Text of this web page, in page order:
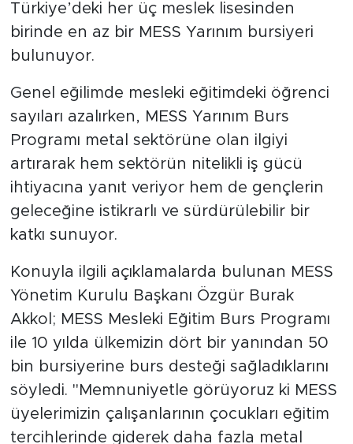
Türkiye’deki her üç meslek lisesinden
birinde en az bir MESS Yarınım bursiyeri
bulunuyor.
Genel eğilimde mesleki eğitimdeki öğrenci
sayıları azalırken, MESS Yarınım Burs
Programı metal sektörüne olan ilgiyi
artırarak hem sektörün nitelikli iş gücü
ihtiyacına yanıt veriyor hem de gençlerin
geleceğine istikrarlı ve sürdürülebilir bir
katkı sunuyor.
Konuyla ilgili açıklamalarda bulunan MESS
Yönetim Kurulu Başkanı Özgür Burak
Akkol; MESS Mesleki Eğitim Burs Programı
ile 10 yılda ülkemizin dört bir yanından 50
bin bursiyerine burs desteği sağladıklarını
söyledi. "Memnuniyetle görüyoruz ki MESS
üyelerimizin çalışanlarının çocukları eğitim
tercihlerinde giderek daha fazla metal